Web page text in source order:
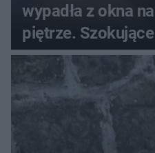
wypadła z okna
piętrze.
do sieci